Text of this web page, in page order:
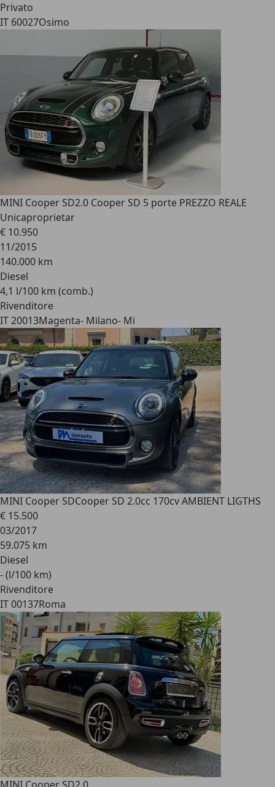
Privato
IT 60027Osimo
MINI Cooper SD2.0 Cooper SD 5 porte PREZZO REALE
Unicaproprietar
€ 10.950
11/2015
140.000 km
Diesel
4,1 l/100 km (comb.)
Rivenditore
IT 20013Magenta- Milano- Mi
MINI Cooper SDCooper SD 2.0cc 170cv AMBIENT LIGTHS
€ 15.500
03/2017
59.075 km
Diesel
- (l/100 km)
Rivenditore
IT 00137Roma